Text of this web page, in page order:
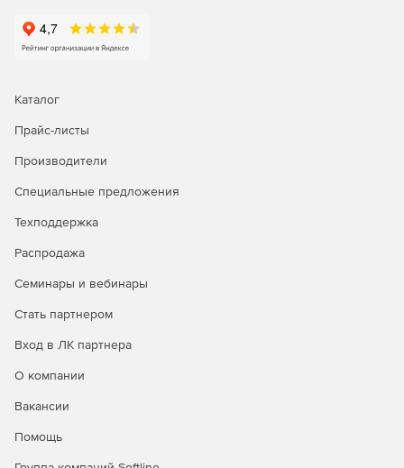
проактивного обнаружения и изоляции угроз
Упрощение работы ИТ‑команды. Централизованная
(обновления, проверки, применение политик)
на службу поддержки.
Соответствие требованиям ИБ. Прозрачная
отчетность и контроль состояния защиты помогают
требования по информационной безопасности.
Масштабируемость. Решение подходит как для
небольших офисов, так и для распределенных
журналы событий дают полную картину по состоянию
защиты и позволяют быстро расследовать инциденты.
Для кого подходит
Каталог
Прайс-листы
Производители
Специальные предложения
Техподдержка
Распродажа
Семинары и вебинары
Стать партнером
Вход в ЛК партнера
О компании
Вакансии
Помощь